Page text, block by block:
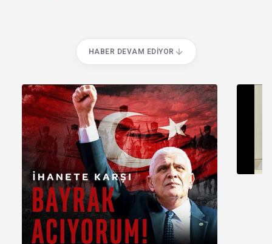
HABER DEVAM EDIYOR